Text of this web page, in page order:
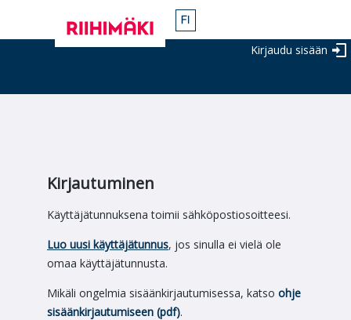
Kirjaudu sisään
Kirjautuminen
Käyttäjätunnuksena toimii sähköpostiosoitteesi.
Luo uusi käyttäjätunnus, jos sinulla ei vielä ole
omaa käyttäjätunnusta.
Mikäli ongelmia sisäänkirjautumisessa, katso ohje
sisäänkirjautumiseen (pdf).